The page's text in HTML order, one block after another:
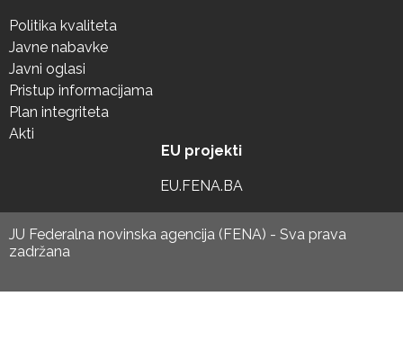
Politika kvaliteta
Javne nabavke
Javni oglasi
Pristup informacijama
Plan integriteta
Akti
EU projekti
EU.FENA.BA
JU Federalna novinska agencija (FENA) - Sva prava
zadržana